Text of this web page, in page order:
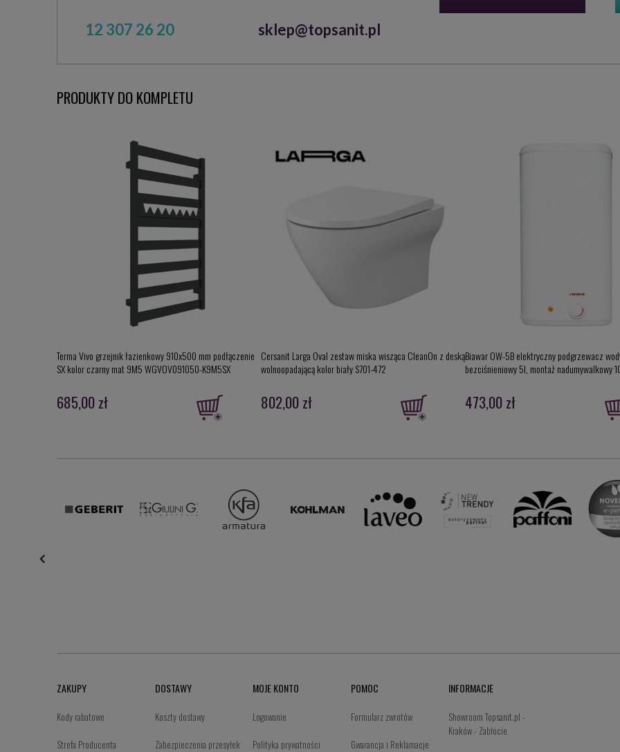
12 307 26 20 sklep@topsanit.pl
PRODUKTY DO KOMPLETU
Terma Vivo grzejnik łazienkowy 910x500 mm podłączenie
SX kolor czarny mat 9M5 WGVOV091050-K9M5SX
685,00 zł
Cersanit Larga Oval zestaw miska wisząca CleanOn z deską
wolnoopadającą kolor biały S701-472
802,00 zł
Biawar OW-5B elektryczny podgrzewacz
bezciśnieniowy 5l, montaż nadumywalkowy
473,00 zł
ZAKUPY
Kody rabatowe
Strefa Producenta
DOSTAWY
Koszty dostawy
Zabezpieczenia przesyłek
MOJE KONTO
Logowanie
Polityka prywatności
POMOC
Formularz zwrotów
Gwarancja i Reklamacje
INFORMACJE
Showroom Topsanit.pl -
Kraków - Zabłocie